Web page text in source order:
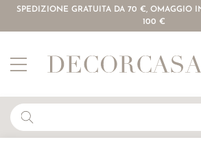
SPEDIZIONE GRATUITA DA 70 €, OMAGGIO
100 €